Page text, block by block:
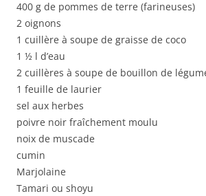
400 g de pommes de terre (farineuses)
2 oignons
1 cuillère à soupe de graisse de coco
1 ½ l d’eau
2 cuillères à soupe de bouillon de
1 feuille de laurier
sel aux herbes
poivre noir fraîchement moulu
noix de muscade
cumin
Marjolaine
Tamari ou shoyu